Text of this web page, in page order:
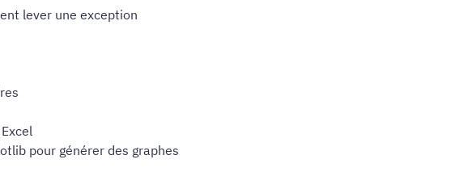
lever une exception
pour générer des graphes